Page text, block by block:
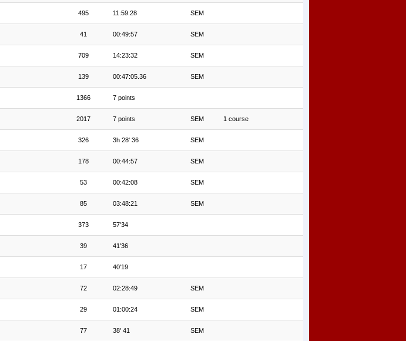
495 11:59:28 SEM
41 00:49:57 SEM
709 14:23:32 SEM
139 00:47:05.36 SEM
1366 7 points
2017 7 points SEM 1 course
326 3h 28' 36 SEM
178 00:44:57 SEM
53 00:42:08 SEM
85 03:48:21 SEM
373 57'34
39 41'36
17 40'19
72 02:28:49 SEM
29 01:00:24 SEM
77 38' 41 SEM